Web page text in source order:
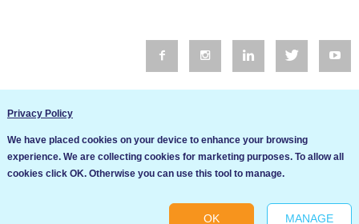
Общи условия
Privacy Policy
We have placed cookies on your device to enhance your browsing
experience. We are collecting cookies for marketing purposes. To allow all
cookies click OK. Otherwise you can use this tool to manage.
OK MANAGE
Ние използваме бисквитки за да подобрим услугите си. Ако
продължите да посещавате този сайт, ние приемаме, че се